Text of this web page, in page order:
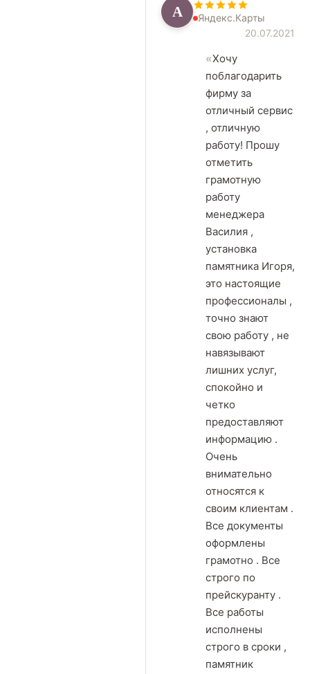
А
Яндекс.Карты
20.07.2021
Хочу
поблагодарить
фирму за
отличный сервис
, отличную
работу! Прошу
отметить
грамотную
работу
менеджера
Василия ,
установка
памятника Игоря,
это настоящие
профессионалы ,
точно знают
свою работу , не
навязывают
лишних услуг,
спокойно и
четко
предоставляют
информацию .
Очень
внимательно
относятся к
своим клиентам .
Все документы
оформлены
грамотно . Все
строго по
прейскуранту .
Все работы
исполнены
строго в сроки ,
памятник